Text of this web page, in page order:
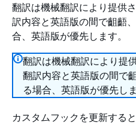
翻訳は機械翻訳により提供
訳内容と英語版の間で齟齬
合、英語版が優先します。
翻訳は機械翻訳により提
翻訳内容と英語版の間で
る場合、英語版が優先しま
カスタムフックを更新する